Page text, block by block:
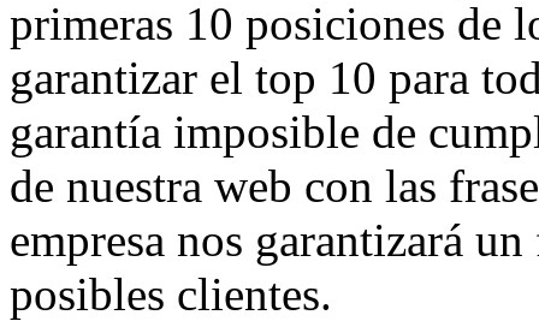
primeras 10 posiciones de
garantizar el top 10 para
garantía imposible de
de nuestra web con las
empresa nos garantizará
posibles clientes.